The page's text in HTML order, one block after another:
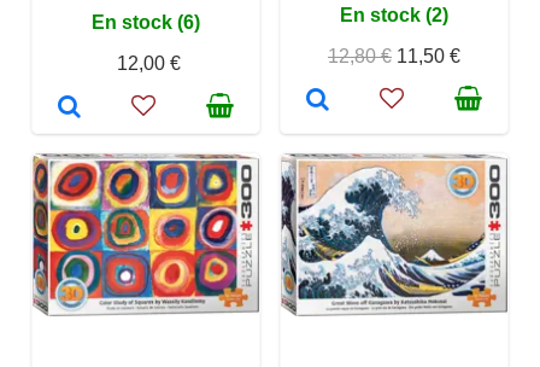
En stock (6)
12,00 €
En stock (2)
12,80 € 11,50 €